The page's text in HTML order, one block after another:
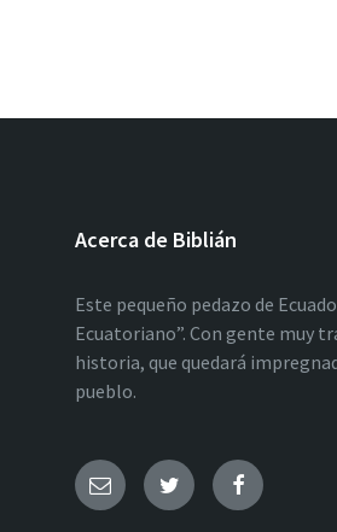
Acerca de Biblián
Este pequeño pedazo de
Ecuatoriano”. Con gente muy
historia, que quedará
pueblo.